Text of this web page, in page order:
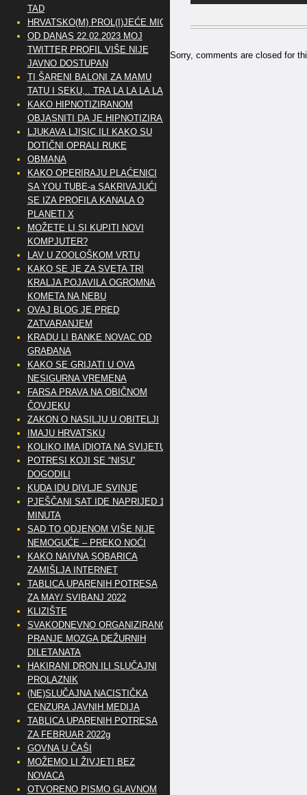
Sorry, comments are closed for
TAD
HRVATSKO(M) PROL(I)JEĆE MIG
OD DANAS 22.02.2023 MOJ
TWITTER PROFIL VIŠE NIJE
JAVNO DOSTUPAN
TI ŠARENI BALONI ZA MAMU
TATU I SEKU,.. TRA LA LA LA LA
KAKO HIPNOTIZIRANOM
OBJASNITI DA JE HIPNOTIZIRAN
LJUKAVA LJISIC ILI KAKO SU
DOTIČNI OPRALI RUKE
OBMANA
KAKO OPERIRAJU PLAĆENICI
SA YOU TUBE-a SAKRIVAJUĆI
SE IZA PROFILA KANALA O
PLANETI X
MOŽETE LI SI KUPITI NOVI
KOMPJUTER?
LAV U ZOOLOŠKOM VRTU
KAKO SE JE ZA SVETA TRI
KRALJA POJAVILA OGROMNA
KOMETA NA NEBU
OVAJ BLOG JE PRED
ZATVARANJEM
KRADU LI BANKE NOVAC OD
GRAĐANA
KAKO SE GRIJATI U OVA
NESIGURNA VREMENA
FARSA PRAVA NA OBIČNOM
ČOVJEKU
ZAKON O NASILJU U OBITELJI
IMAJU HRVATSKU
KOLIKO IMA IDIOTA NA SVIJETU?
POTRESI KOJI SE “NISU”
DOGODILI
KUDA IDU DIVLJE SVINJE
PJEŠČANI SAT IDE NAPRIJED 10
MINUTA
SAD TO ODJENOM VIŠE NIJE
NEMOGUĆE – PREKO NOĆI
KAKO NAIVNA SOBARICA
ZAMIŠLJA INTERNET
TABLICA UPARENIH POTRESA
ZA MAY/ SVIBANJ 2022
KLIZIŠTE
SVAKODNEVNO ORGANIZIRANO
PRANJE MOZGA DEŽURNIH
DILETANATA
HAKIRANI DRON ILI SLUČAJNI
PROLAZNIK
(NE)SLUČAJNA NACISTIČKA
CENZURA JAVNIH MEDIJA
TABLICA UPARENIH POTRESA
ZA FEBRUAR 2022g
GOVNA U ČAŠI
MOŽEMO LI ŽIVJETI BEZ
NOVACA
OTVORENO PISMO GLAVNOM